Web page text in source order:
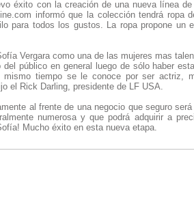
éxito con la creación de una nueva línea
informó que la colección tendrá ropa
para todos los gustos. La ropa propone un
Vergara como una de las mujeres mas
público en general luego de sólo haber
tiempo se le conoce por ser actriz,
el Rick Darling, presidente de LF USA.
al frente de una negocio que seguro
numerosa y que podrá adquirir a
Mucho éxito en esta nueva etapa.